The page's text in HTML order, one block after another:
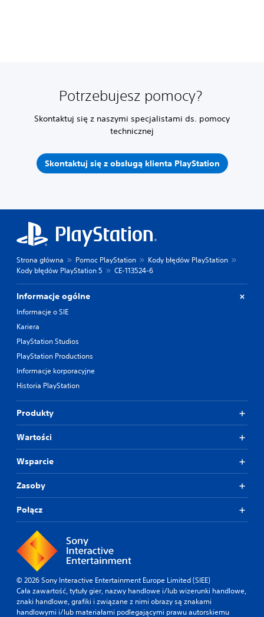
Potrzebujesz pomocy?
Skontaktuj się z naszymi specjalistami ds. pomocy
technicznej
Skontaktuj się z obsługą klienta PlayStation
Strona główna Pomoc PlayStation
Kody błędów PlayStation
Kody błędów PlayStation 5
CE-113524-6
Informacje ogólne
Informacje o SIE
Kariera
PlayStation Studios
PlayStation Productions
Informacje korporacyjne
Historia PlayStation
Produkty
Wartości
Wsparcie
Zasoby
Połącz
© 2026 Sony Interactive Entertainment Europe Limited (SIEE)
Cała zawartość, tytuły gier, nazwy handlowe i/lub wizerunki handlowe,
znaki handlowe, grafiki i związane z nimi obrazy są znakami
handlowymi i/lub materiałami podlegającymi prawu autorskiemu